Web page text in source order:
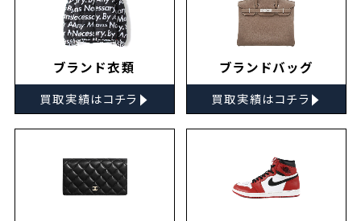
ブランド衣類
買取実績はコチラ ▸
ブランドバッグ
買取実績はコチラ ▸